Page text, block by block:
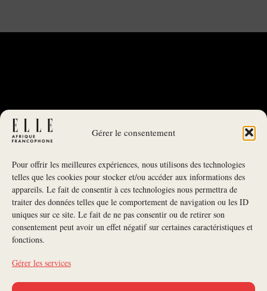
Gérer le consentement
Pour offrir les meilleures expériences, nous utilisons des technologies
telles que les cookies pour stocker et/ou accéder aux informations des
appareils. Le fait de consentir à ces technologies nous permettra de
traiter des données telles que le comportement de navigation ou les ID
uniques sur ce site. Le fait de ne pas consentir ou de retirer son
consentement peut avoir un effet négatif sur certaines caractéristiques et
fonctions.
Gérer les services
NEWSLETTER